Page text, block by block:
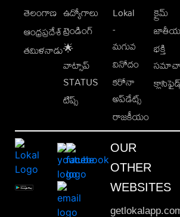
తెలంగాణ
ఆంధ్రప్రదేశ్
తమిళనాడు
ఉద్యోగాలు
ట్రెండింగ్
🌟
వాట్సాప్
STATUS
టిప్స్
Lokal
-
మగువ
వినోదం
కరోనా
అప్‌డేట్స్
రాజకీయం
క్రైమ్
భక్తి
OUR
OTHER
WEBSITES